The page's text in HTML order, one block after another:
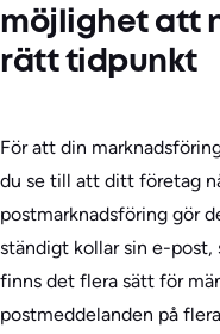
möjlighet att
rätt tidpunkt
För att din
du se till att ditt företag
postmarknadsföring gör
ständigt kollar sin e-post,
finns det flera sätt för
postmeddelanden på